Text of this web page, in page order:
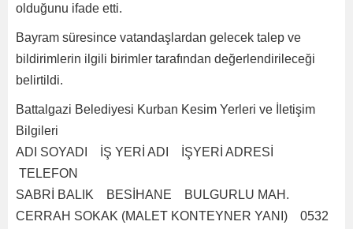
olduğunu ifade etti.
Bayram süresince vatandaşlardan gelecek talep ve
bildirimlerin ilgili birimler tarafından değerlendirileceği
belirtildi.
Battalgazi Belediyesi Kurban Kesim Yerleri ve İletişim
Bilgileri
ADI SOYADI İŞ YERİ ADI İŞYERİ ADRESİ
TELEFON
SABRİ BALIK BESİHANE BULGURLU MAH.
CERRAH SOKAK (MALET KONTEYNER YANI) 0532